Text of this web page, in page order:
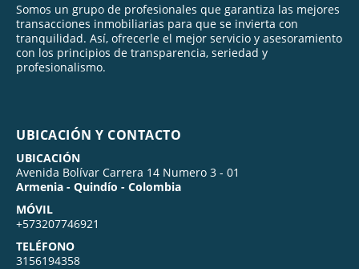
Somos un grupo de profesionales que garantiza las mejores
transacciones inmobiliarias para que se invierta con
tranquilidad. Así, ofrecerle el mejor servicio y asesoramiento
con los principios de transparencia, seriedad y
profesionalismo.
UBICACIÓN Y CONTACTO
UBICACIÓN
Avenida Bolívar Carrera 14 Numero 3 - 01
Armenia - Quindío - Colombia
MÓVIL
+573207746921
TELÉFONO
3156194358